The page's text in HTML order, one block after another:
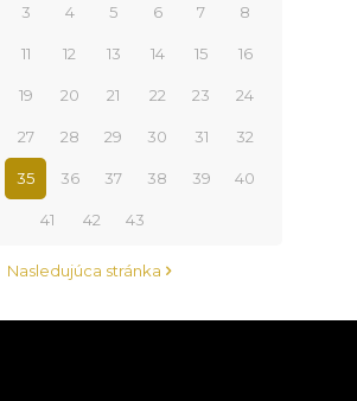
3 4 5 6 7 8
11 12 13 14 15 16
19 20 21 22 23 24
27 28 29 30 31 32
35 36 37 38 39 40
41 42 43
Nasledujúca stránka